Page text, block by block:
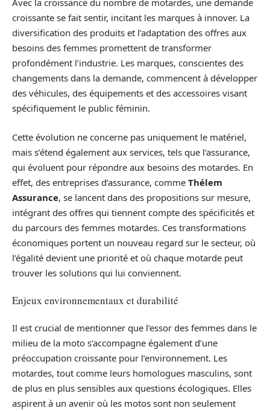
Avec la croissance du nombre de motardes, une demande
croissante se fait sentir, incitant les marques à innover. La
diversification des produits et l’adaptation des offres aux
besoins des femmes promettent de transformer
profondément l’industrie. Les marques, conscientes des
changements dans la demande, commencent à développer
des véhicules, des équipements et des accessoires visant
spécifiquement le public féminin.
Cette évolution ne concerne pas uniquement le matériel,
mais s’étend également aux services, tels que l’assurance,
qui évoluent pour répondre aux besoins des motardes. En
effet, des entreprises d’assurance, comme Thélem
Assurance, se lancent dans des propositions sur mesure,
intégrant des offres qui tiennent compte des spécificités et
du parcours des femmes motardes. Ces transformations
économiques portent un nouveau regard sur le secteur, où
l’égalité devient une priorité et où chaque motarde peut
trouver les solutions qui lui conviennent.
Enjeux environnementaux et durabilité
Il est crucial de mentionner que l’essor des femmes dans le
milieu de la moto s’accompagne également d’une
préoccupation croissante pour l’environnement. Les
motardes, tout comme leurs homologues masculins, sont
de plus en plus sensibles aux questions écologiques. Elles
aspirent à un avenir où les motos sont non seulement